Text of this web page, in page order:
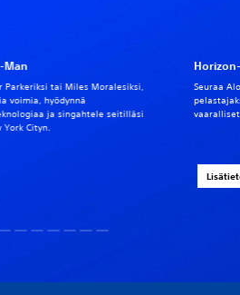
Man
Parkeriksi tai Miles Moralesiksi,
voimia, hyödynnä
ja singahtele seitilläsi
Cityn.
Seuraa